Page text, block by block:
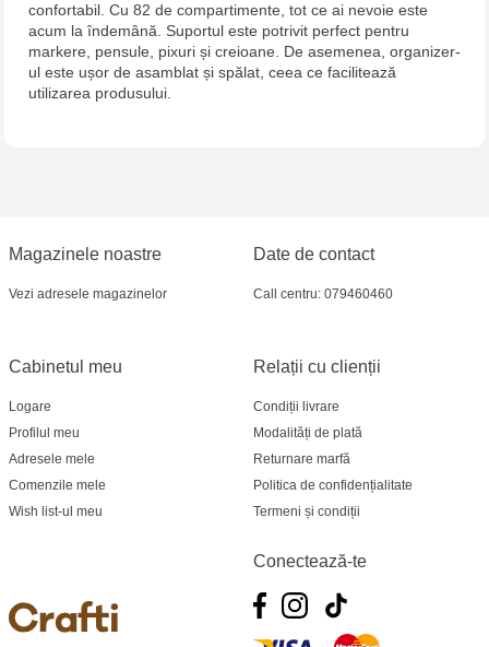
confortabil. Cu 82 de compartimente, tot ce ai nevoie este
acum la îndemână. Suportul este potrivit perfect pentru
markere, pensule, pixuri și creioane. De asemenea, organizer-
ul este ușor de asamblat și spălat, ceea ce facilitează
utilizarea produsului.
Magazinele noastre
Vezi adresele magazinelor
Relații cu clienții
Condiții livrare
Modalități de plată
Returnare marfă
Politica de confidențialitate
Termeni și condiții
Cabinetul meu
Logare
Profilul meu
Adresele mele
Comenzile mele
Wish list-ul meu
Date de contact
Call centru: 079460460
Conectează-te